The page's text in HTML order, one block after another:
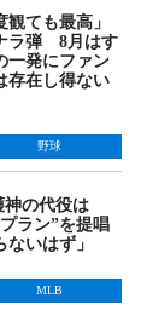
観ても最高」
ラ弾 8月はす
一発にファン
存在し得ない
野球
神の代役は
ラン”を提唱
ないはず」
MLB